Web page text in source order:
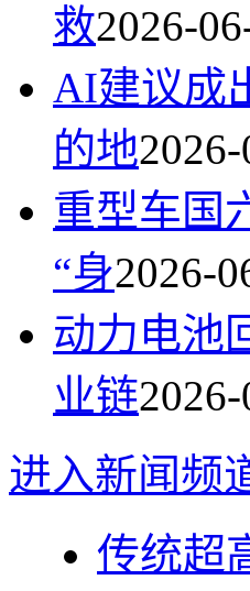
救2026-
AI建议成
的地
重型车国
“身2026-
动力电池
业链
进入新闻频
传统超